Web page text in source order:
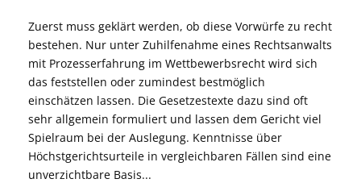
Zuerst muss geklärt werden, ob diese Vorwürfe zu recht
bestehen. Nur unter Zuhilfenahme eines Rechtsanwalts
mit Prozesserfahrung im Wettbewerbsrecht wird sich
das feststellen oder zumindest bestmöglich
einschätzen lassen. Die Gesetzestexte dazu sind oft
sehr allgemein formuliert und lassen dem Gericht viel
Spielraum bei der Auslegung. Kenntnisse über
Höchstgerichtsurteile in vergleichbaren Fällen sind eine
unverzichtbare Basis...